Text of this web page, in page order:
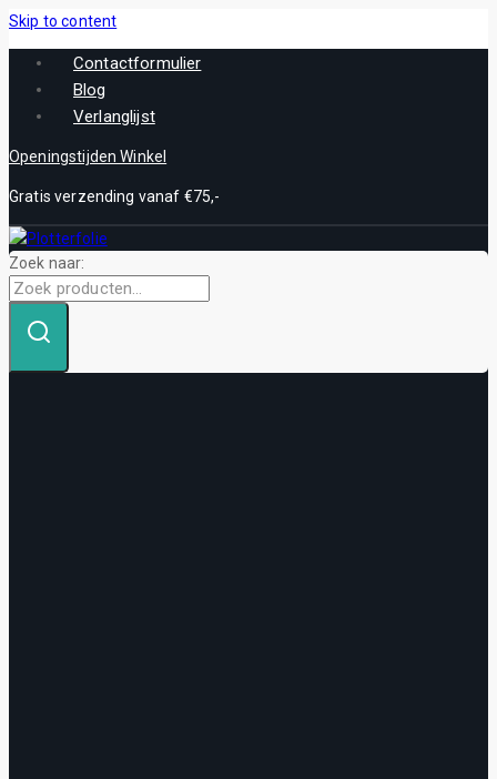
Skip to content
Contactformulier
Blog
Verlanglijst
Openingstijden Winkel
Gratis verzending vanaf €75,-
Zoek naar: